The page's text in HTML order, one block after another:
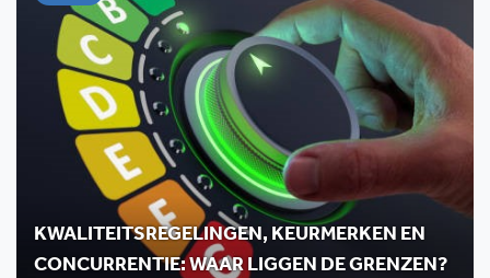
KWALITEITSREGELINGEN, KEURMERKEN EN
CONCURRENTIE: WAAR LIGGEN DE GRENZEN?